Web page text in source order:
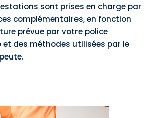
sont prises en charge par
complémentaires, en fonction
prévue par votre police
et des méthodes utilisées par le